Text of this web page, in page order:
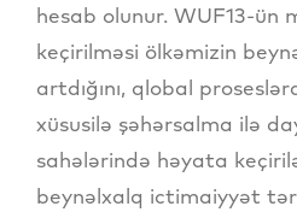
hesab olunur. WUF13-ün
keçirilməsi ölkəmizin
artdığını, qlobal
xüsusilə şəhərsalma ilə
sahələrində həyata
beynəlxalq ictimaiyyət